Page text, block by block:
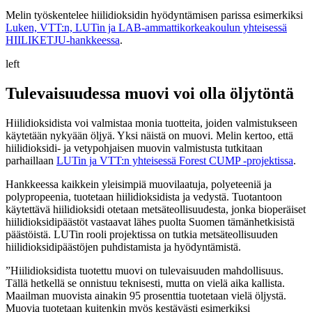
Melin työskentelee hiilidioksidin hyödyntämisen parissa esimerkiksi
Luken, VTT:n, LUTin ja LAB-ammattikorkeakoulun yhteisessä
HIILIKETJU-hankkeessa.
left
Tulevaisuudessa muovi voi olla öljytöntä
Hiilidioksidista voi valmistaa monia tuotteita, joiden valmistukseen
käytetään nykyään öljyä. Yksi näistä on muovi. Melin kertoo, että
hiilidioksidi- ja vetypohjaisen muovin valmistusta tutkitaan
parhaillaan LUTin ja VTT:n yhteisessä Forest CUMP -projektissa.
Hankkeessa kaikkein yleisimpiä muovilaatuja, polyeteeniä ja
polypropeenia, tuotetaan hiilidioksidista ja vedystä. Tuotantoon
käytettävä hiilidioksidi otetaan metsäteollisuudesta, jonka bioperäiset
hiilidioksidipäästöt vastaavat lähes puolta Suomen tämänhetkisistä
päästöistä. LUTin rooli projektissa on tutkia metsäteollisuuden
hiilidioksidipäästöjen puhdistamista ja hyödyntämistä.
”Hiilidioksidista tuotettu muovi on tulevaisuuden mahdollisuus.
Tällä hetkellä se onnistuu teknisesti, mutta on vielä aika kallista.
Maailman muovista ainakin 95 prosenttia tuotetaan vielä öljystä.
Muovia tuotetaan kuitenkin myös kestävästi esimerkiksi